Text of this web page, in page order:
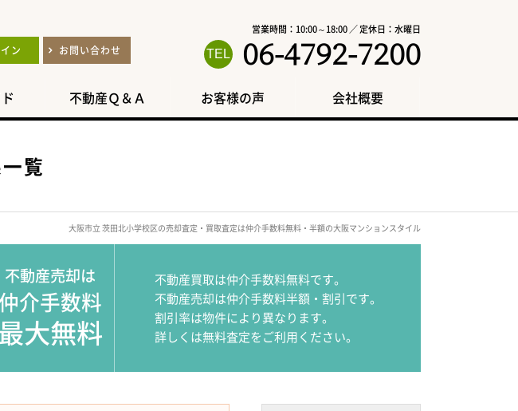
ン お問い合わせ
営業時間：10:00～18:00 ／ 定休日：水曜日
06-4792-7200
不動産Ｑ＆Ａ お客様の声 会社概要
覧
大阪市立 茨田北小学校区の売却査定・買取査定は仲介手数料無料・半額の大阪マンションスタイル
不動産売却は
仲介手数料
大無料
不動産買取は仲介手数料無料です。
不動産売却は仲介手数料半額・割引です。
割引率は物件により異なります。
詳しくは無料査定をご利用ください。